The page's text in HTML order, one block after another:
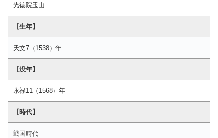
光徳院玉山
【生年】
天文7（1538）年
【没年】
永禄11（1568）年
【時代】
戦国時代